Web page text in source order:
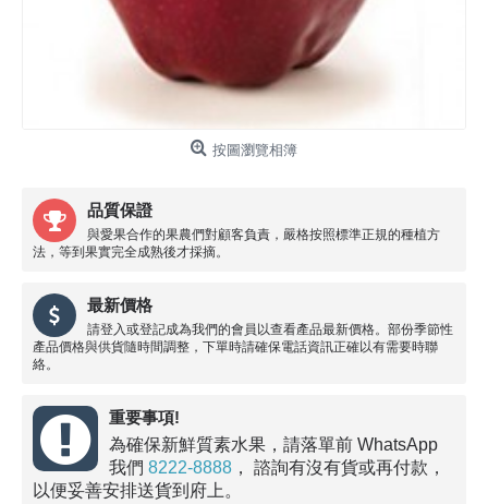
按圖瀏覽相簿
品質保證
與愛果合作的果農們對顧客負責，嚴格按照標準正規的種植方
法，等到果實完全成熟後才採摘。
最新價格
請登入或登記成為我們的會員以查看產品最新價格。部份季節性
產品價格與供貨隨時間調整，下單時請確保電話資訊正確以有需要時聯
絡。
重要事項!
為確保新鮮質素水果，請落單前 WhatsApp
我們 8222-8888 ， 諮詢有沒有貨或再付款，
以便妥善安排送貨到府上。